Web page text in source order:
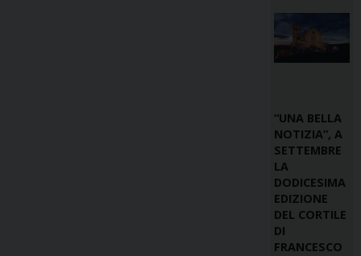
“UNA BELLA
NOTIZIA”, A
SETTEMBRE
LA
DODICESIMA
EDIZIONE
DEL CORTILE
DI
FRANCESCO